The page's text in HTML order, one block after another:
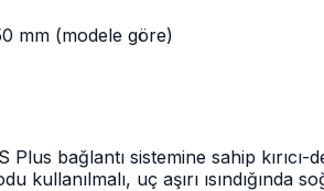
mm (modele göre)
Plus bağlantı sistemine sahip
kullanılmalı, uç aşırı